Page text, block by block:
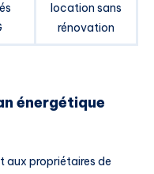
location sans
rénovation
énergétique
aux propriétaires de